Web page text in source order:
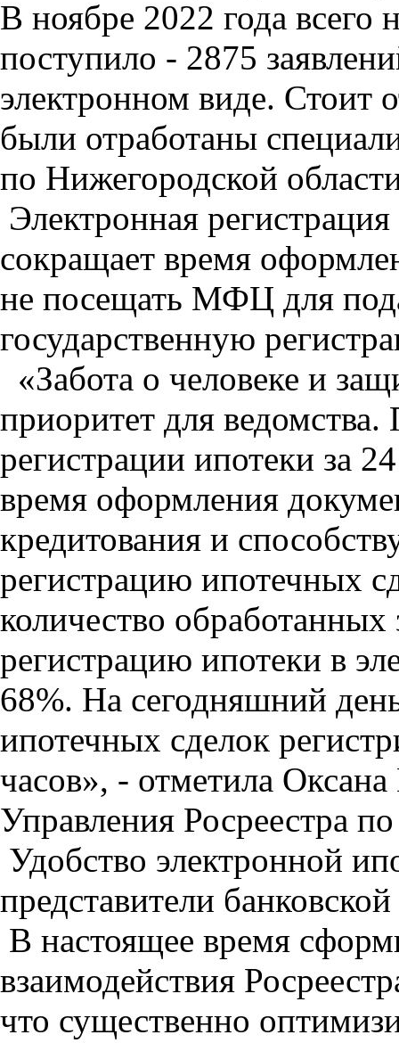
В ноябре 2022 года всего
поступило - 2875
электронном виде. Стоит
были отработаны
по Нижегородской
Электронная
сокращает время
не посещать МФЦ для
государственную
«Забота о человеке и
приоритет для ведомства.
регистрации ипотеки за
время оформления
кредитования и
регистрацию ипотечных
количество обработанных
регистрацию ипотеки в
68%. На сегодняшний
ипотечных сделок
часов», - отметила
Управления Росреестра
Удобство электронной
представители
В настоящее время
взаимодействия
что существенно